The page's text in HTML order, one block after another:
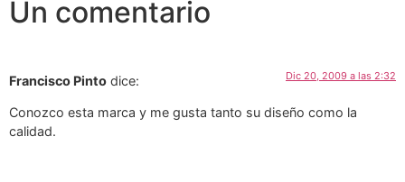
Un comentario
Francisco Pinto dice: Dic 20, 2009 a las 2:32
Conozco esta marca y me gusta tanto su diseño como la
calidad.